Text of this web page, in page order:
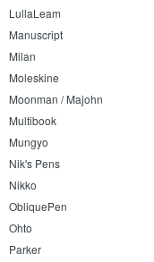
LullaLeam
Manuscript
Milan
Moleskine
Moonman / Majohn
Multibook
Mungyo
Nik's Pens
Nikko
ObliquePen
Ohto
Parker